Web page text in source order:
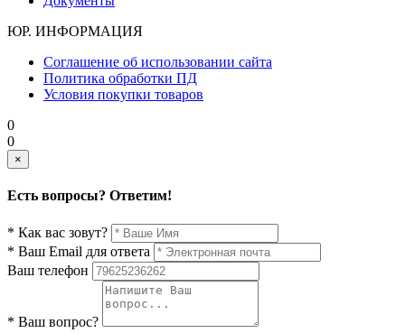
ЮР. ИНФОРМАЦИЯ
Соглашение об использовании сайта
Политика обработки ПД
Условия покупки товаров
0
0
×
Есть вопросы? Ответим!
* Как вас зовут?
* Ваш Email для ответа
Ваш телефон
* Ваш вопрос?